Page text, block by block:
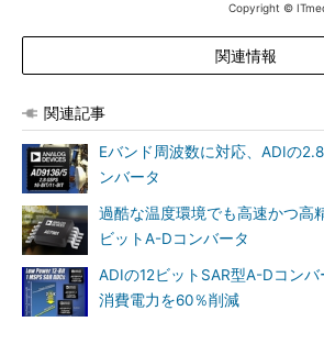
Copyright ©
関連情報
関連記事
Eバンド周波数に対応、ADIの
ンバータ
過酷な温度環境でも高速かつ高
ビットA-Dコンバータ
ADIの12ビットSAR型A-Dコン
消費電力を60％削減